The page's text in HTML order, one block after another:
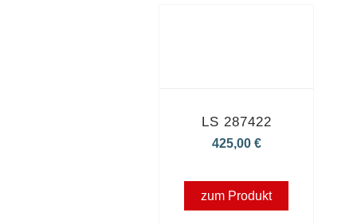
LS 287422
425,00 €
zum Produkt